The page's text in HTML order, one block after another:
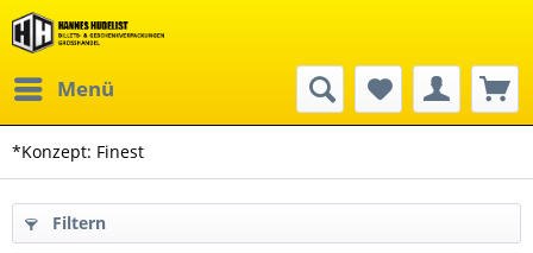
Menü
*Konzept: Finest
Filtern